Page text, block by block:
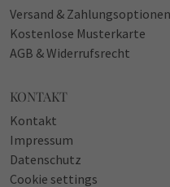
Versand & Zahlungsoptionen
Kostenlose Musterkarte
AGB & Widerrufsrecht
KONTAKT
Kontakt
Impressum
Datenschutz
Cookie settings